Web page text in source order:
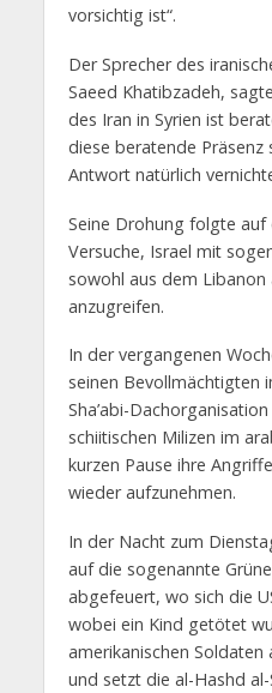
vorsichtig ist“.
Der Sprecher des
Saeed Khatibzadeh,
des Iran in Syrien ist
diese beratende Präsenz
Antwort natürlich
Seine Drohung folgte auf
Versuche, Israel mit
sowohl aus dem Libanon
anzugreifen.
In der vergangenen
seinen Bevollmächtigten
Sha’abi-
schiitischen Milizen im
kurzen Pause ihre
wieder aufzunehmen.
In der Nacht zum
auf die sogenannte
abgefeuert, wo sich die
wobei ein Kind getötet
amerikanischen
und setzt die al-Hashd al-